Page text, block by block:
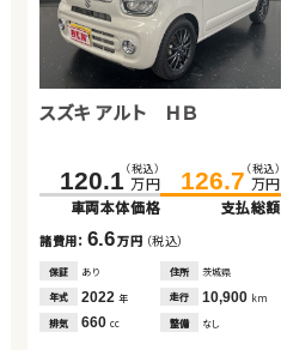
スズキ アルト ＨＢ
120.1 （税込）
万円
車両本体価格
126.7 （税込）
万円
支払総額
諸費用： 6.6万円 （税込）
保証 あり 住所
茨城県
年式
2022 年 走行 10,900 km
排気
660 cc 整備 なし
ダイハツ タント
57.7 万円
車両本体価格
支払総額
諸費用：5.7 万円 （税込）
保証 なし 住所 岡山県
トヨタ プリウス アルファ
119.7 万円
車両本体価格
支払総額
諸費用：15.1 （税込）
保証 あり 住所 宮城県